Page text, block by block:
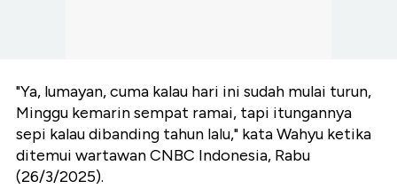
"Ya, lumayan, cuma kalau hari ini sudah mulai turun,
Minggu kemarin sempat ramai, tapi itungannya
sepi kalau dibanding tahun lalu," kata Wahyu ketika
ditemui wartawan CNBC Indonesia, Rabu
(26/3/2025).